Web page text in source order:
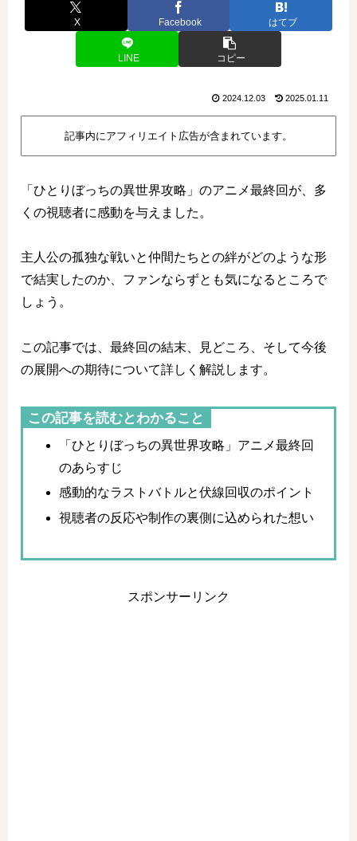
X Facebook はてブ
LINE コピー
2024.12.03 2025.01.11
記事内にアフィリエイト広告が含まれています。
「ひとりぼっちの異世界攻略」のアニメ最終回が、多
くの視聴者に感動を与えました。
主人公の孤独な戦いと仲間たちとの絆がどのような形
で結実したのか、ファンならずとも気になるところで
しょう。
この記事では、最終回の結末、見どころ、そして今後
の展開への期待について詳しく解説します。
この記事を読むとわかること
「ひとりぼっちの異世界攻略」アニメ最終回
のあらすじ
感動的なラストバトルと伏線回収のポイント
視聴者の反応や制作の裏側に込められた想い
スポンサーリンク